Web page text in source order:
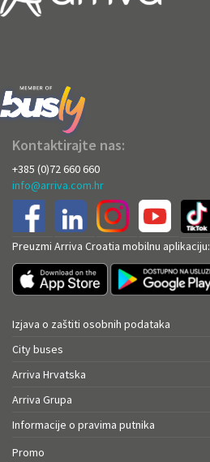
Kontaktirajte nas:
+385 (0)72 660 660
info@arriva.com.hr
Preuzmi Arriva Croatia mobilnu aplikaciju:
Izjava o zaštiti osobnih podataka
City buses
Arriva Hrvatska
Arriva Grupa
Informacije o pravima putnika
Promo